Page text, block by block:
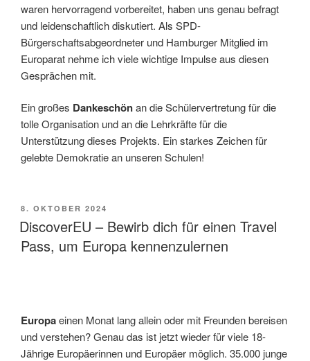
waren hervorragend vorbereitet, haben uns genau befragt
und leidenschaftlich diskutiert. Als SPD-
Bürgerschaftsabgeordneter und Hamburger Mitglied im
Europarat nehme ich viele wichtige Impulse aus diesen
Gesprächen mit.
Ein großes Dankeschönan die Schülervertretung für die
tolle Organisation und an die Lehrkräfte für die
Unterstützung dieses Projekts. Ein starkes Zeichen für
gelebte Demokratie an unseren Schulen!
VERÖFFENTLICHT
AM
8. OKTOBER 2024
DiscoverEU – Bewirb dich für einen Travel
Pass, um Europa kennenzulernen
Europaeinen Monat lang allein oder mit Freunden bereisen
und verstehen? Genau das ist jetzt wieder für viele 18-
Jährige Europäerinnen und Europäer möglich. 35.000 junge